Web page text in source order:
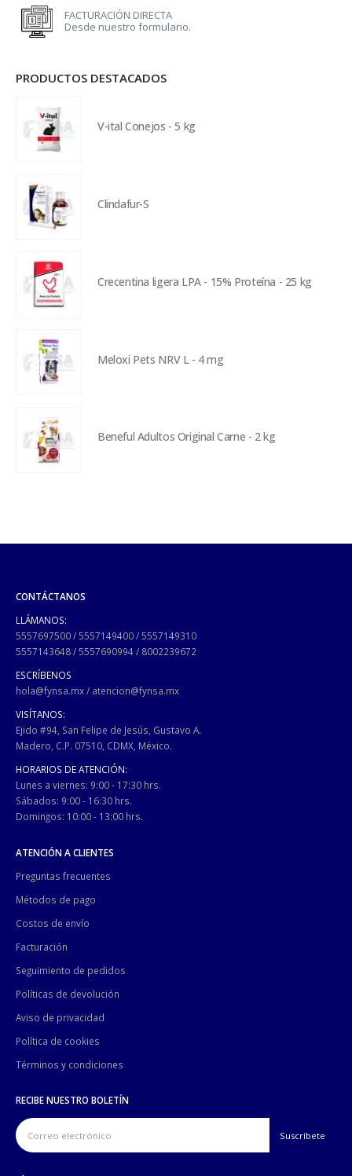
FACTURACIÓN DIRECTA
Desde nuestro formulario.
PRODUCTOS DESTACADOS
V-ital Conejos - 5 kg
Clindafur-S
Crecentina ligera LPA - 15% Proteína - 25 kg
Meloxi Pets NRV L - 4 mg
Beneful Adultos Original Carne - 2 kg
CONTÁCTANOS
LLÁMANOS:
5557697500/5557149400/5557149310
5557143648/5557690994/ 8002239672
ESCRÍBENOS
hola@fynsa.mx/ atencion@fynsa.mx
VISÍTANOS:
Ejido #94, San Felipe de Jesús, Gustavo A.
Madero, C.P. 07510, CDMX, México.
HORARIOS DE ATENCIÓN:
Lunes a viernes: 9:00 - 17:30 hrs.
Sábados: 9:00 - 16:30 hrs.
Domingos: 10:00 - 13:00 hrs.
ATENCIÓN A CLIENTES
Preguntas frecuentes
Métodos de pago
Costos de envío
Facturación
Seguimiento de pedidos
Políticas de devolución
Aviso de privacidad
Política de cookies
Términos y condiciones
RECIBE NUESTRO BOLETÍN